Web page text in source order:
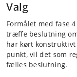
Valg
Formålet med fase
træffe beslutning
har kørt
punkt, vil det som
fælles beslutning.